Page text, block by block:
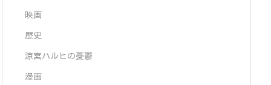
映画
歴史
涼宮ハルヒの憂鬱
漫画